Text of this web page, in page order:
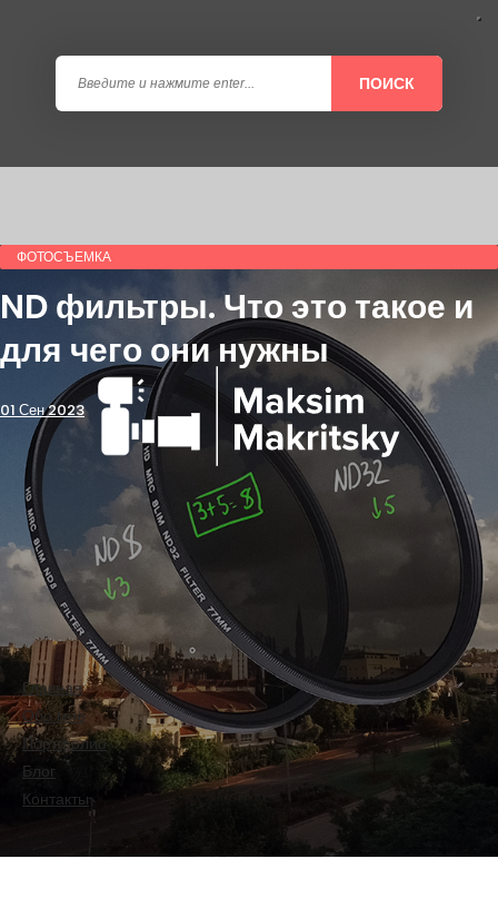
ПОИСК
Главная
Обо мне
Портфолио
Блог
Контакты
ФОТОСЪЕМКА
ND фильтры. Что это такое и
для чего они нужны
01 Сен 2023